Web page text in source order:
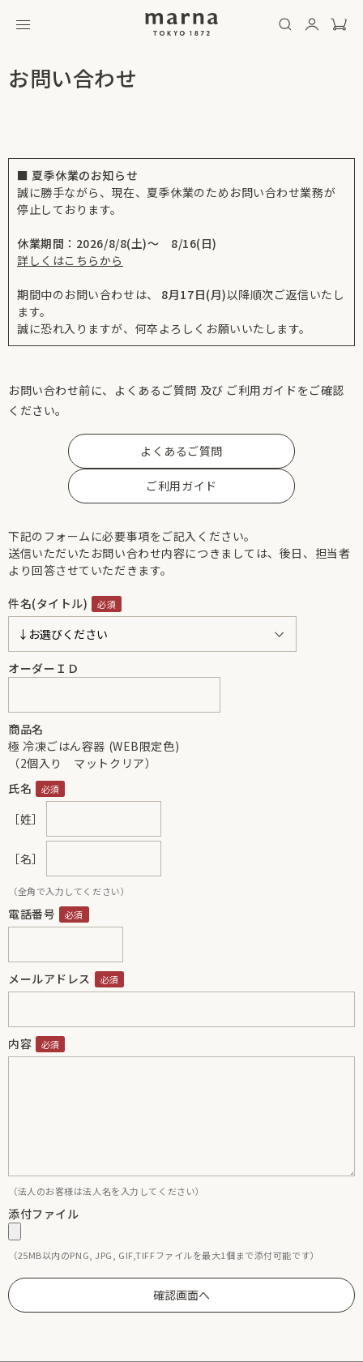
お問い合わせ
■ 夏季休業のお知らせ
誠に勝手ながら、現在、夏季休業のためお問い合わせ業務が
停止しております。
休業期間：2026/8/8(土)～ 8/16(日)
詳しくはこちらから
期間中のお問い合わせは、 8月17日(月)以降順次ご返信いたし
ます。
誠に恐れ入りますが、何卒よろしくお願いいたします。
お問い合わせ前に、よくあるご質問 及び ご利用ガイドをご確認
ください。
よくあるご質問
ご利用ガイド
下記のフォームに必要事項をご記入ください。
送信いただいたお問い合わせ内容につきましては、後日、担当者
より回答させていただきます。
件名(タイトル)
オーダーＩＤ
商品名
極 冷凍ごはん容器 (WEB限定色)
（2個入り マットクリア）
氏名
［姓］
［名］
（全角で入力してください）
電話番号
メールアドレス
内容
（法人のお客様は法人名を入力してください）
添付ファイル
（25MB以内のPNG, JPG, GIF,TIFFファイルを最大1個まで添付可能です）